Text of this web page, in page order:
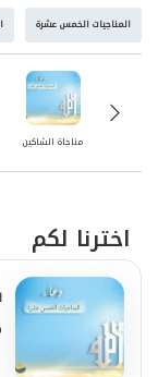
وَاجْعَلْنِي مِنْ أَهْلِ
مُجِيبُ، يا أَرْحَمَ
المناجيات الخمس عشرة
مناجاة الشاكين
اخترنا لكم